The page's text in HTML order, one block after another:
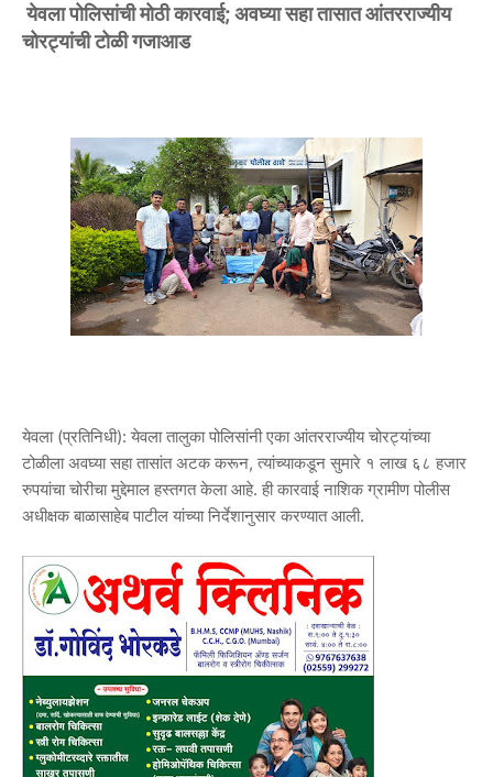
येवला पोलिसांची मोठी कारवाई; अवघ्या सहा तासात आंतरराज्यीय
चोरट्यांची टोळी गजाआड
येवला (प्रतिनिधी): येवला तालुका पोलिसांनी एका आंतरराज्यीय चोरट्यांच्या
टोळीला अवघ्या सहा तासांत अटक करून, त्यांच्याकडून सुमारे १ लाख ६८ हजार
रुपयांचा चोरीचा मुद्देमाल हस्तगत केला आहे. ही कारवाई नाशिक ग्रामीण पोलीस
अधीक्षक बाळासाहेब पाटील यांच्या निर्देशानुसार करण्यात आली.